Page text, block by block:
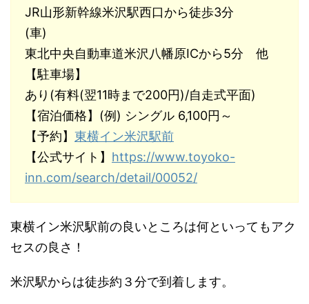
JR山形新幹線米沢駅西口から徒歩3分
(車)
東北中央自動車道米沢八幡原ICから5分 他
【駐車場】
あり(有料(翌11時まで200円)/自走式平面)
【宿泊価格】(例) シングル 6,100円～
【予約】 東横イン米沢駅前
【公式サイト】 https://www.toyoko-
inn.com/search/detail/00052/
東横イン米沢駅前の良いところは何といってもアク
セスの良さ！
米沢駅からは徒歩約３分で到着します。